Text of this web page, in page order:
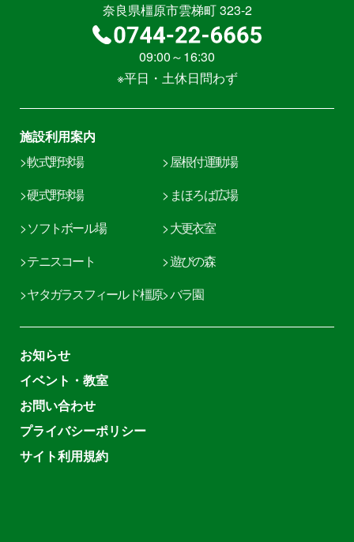
奈良県橿原市雲梯町 323-2
09:00～16:30
※平日・土休日問わず
施設利用案内
> 軟式野球場
> 硬式野球場
> ソフトボール場
> テニスコート
> ヤタガラスフィールド橿原
> 屋根付運動場
> まほろば広場
> 大更衣室
> 遊びの森
> バラ園
お知らせ
イベント・教室
お問い合わせ
プライバシーポリシー
サイト利用規約